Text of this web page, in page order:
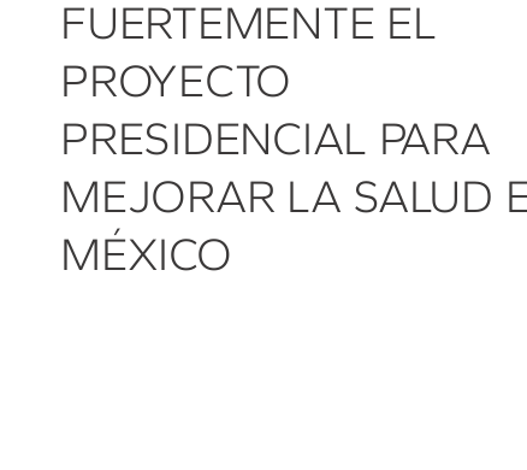
FUERTEMENTE EL
PROYECTO
PRESIDENCIAL PARA
MEJORAR LA SALUD
MÉXICO